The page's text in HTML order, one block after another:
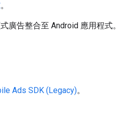
。
廣告整合至 Android 應用程式。
Ads SDK (Legacy)。